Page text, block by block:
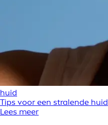
huid
Tips voor een stralende huid
Lees meer